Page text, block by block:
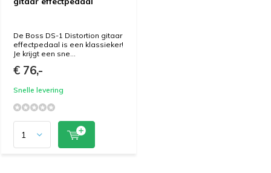
De Boss DS-1 Distortion gitaar
effectpedaal is een klassieker!
Je krijgt een sne...
€ 76,-
Snelle levering